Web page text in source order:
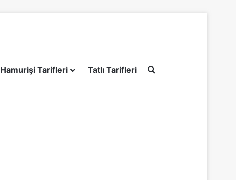
Hamurişi Tarifleri Tatlı Tarifleri